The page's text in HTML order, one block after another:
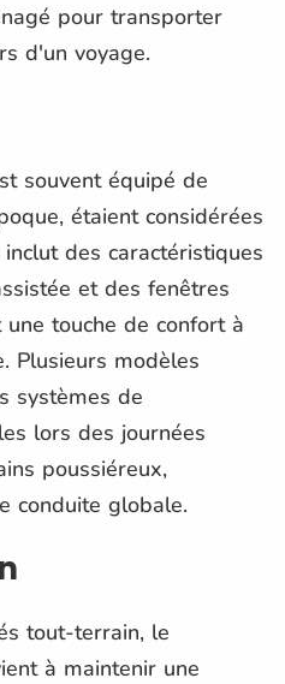
pour transporter
d'un voyage.
souvent équipé de
étaient considérées
des caractéristiques
et des fenêtres
touche de confort à
Plusieurs modèles
systèmes de
lors des journées
poussiéreux,
conduite globale.
tout-terrain, le
à maintenir une